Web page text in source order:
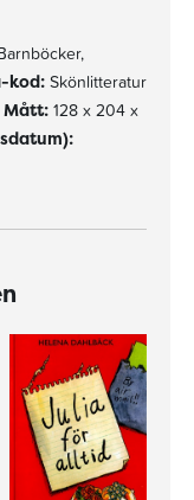
kod: Skönlitteratur
Mått: 128 x 204 x